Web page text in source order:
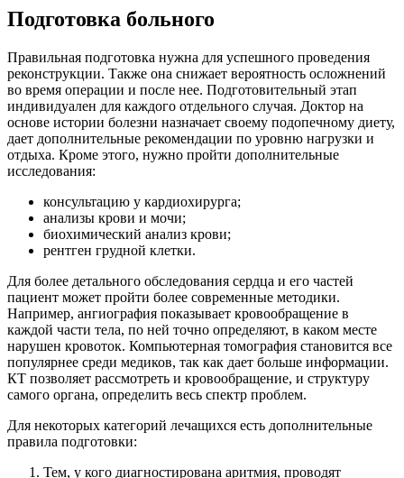
Подготовка больного
Правильная подготовка нужна для успешного проведения
реконструкции. Также она снижает вероятность осложнений
во время операции и после нее. Подготовительный этап
индивидуален для каждого отдельного случая. Доктор на
основе истории болезни назначает своему подопечному диету,
дает дополнительные рекомендации по уровню нагрузки и
отдыха. Кроме этого, нужно пройти дополнительные
исследования:
консультацию у кардиохирурга;
анализы крови и мочи;
биохимический анализ крови;
рентген грудной клетки.
Для более детального обследования сердца и его частей
пациент может пройти более современные методики.
Например, ангиография показывает кровообращение в
каждой части тела, по ней точно определяют, в каком месте
нарушен кровоток. Компьютерная томография становится все
популярнее среди медиков, так как дает больше информации.
КТ позволяет рассмотреть и кровообращение, и структуру
самого органа, определить весь спектр проблем.
Для некоторых категорий лечащихся есть дополнительные
правила подготовки:
Тем, у кого диагностирована аритмия, проводят